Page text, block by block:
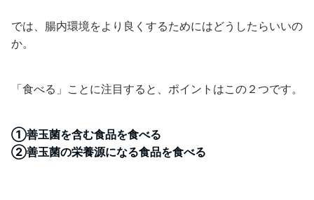
では、腸内環境をより良くするためにはどうしたらいいの
か。
「食べる」ことに注目すると、ポイントはこの２つです。
①善玉菌を含む食品を食べる
②善玉菌の栄養源になる食品を食べる